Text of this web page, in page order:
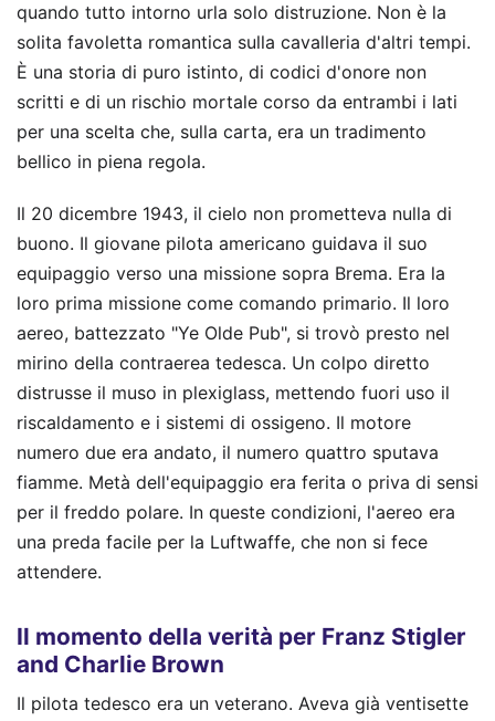
quando tutto intorno urla solo distruzione. Non è la
solita favoletta romantica sulla cavalleria d'altri tempi.
È una storia di puro istinto, di codici d'onore non
scritti e di un rischio mortale corso da entrambi i lati
per una scelta che, sulla carta, era un tradimento
bellico in piena regola.
Il 20 dicembre 1943, il cielo non prometteva nulla di
buono. Il giovane pilota americano guidava il suo
equipaggio verso una missione sopra Brema. Era la
loro prima missione come comando primario. Il loro
aereo, battezzato "Ye Olde Pub", si trovò presto nel
mirino della contraerea tedesca. Un colpo diretto
distrusse il muso in plexiglass, mettendo fuori uso il
riscaldamento e i sistemi di ossigeno. Il motore
numero due era andato, il numero quattro sputava
fiamme. Metà dell'equipaggio era ferita o priva di sensi
per il freddo polare. In queste condizioni, l'aereo era
una preda facile per la Luftwaffe, che non si fece
attendere.
Il momento della verità per Franz Stigler
and Charlie Brown
Il pilota tedesco era un veterano. Aveva già ventisette